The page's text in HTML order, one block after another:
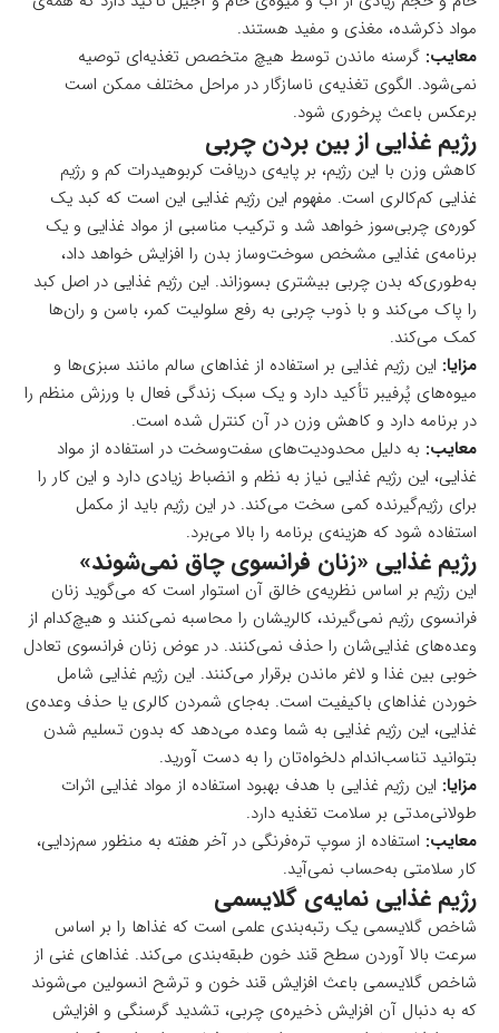
مواد ذکرشده، مغذی و مفید هستند.
معایب: گرسنه ماندن توسط هیچ متخصص تغذیه‌ای توصیه
نمی‌شود. الگوی تغذیه‌ی ناسازگار در مراحل مختلف ممکن است
برعکس باعث پرخوری شود.
رژیم غذایی از بین بردن چربی
کاهش وزن با این رژیم، بر پایه‌ی دریافت کربوهیدرات کم و رژیم
غذایی کم‌کالری است. مفهوم این رژیم غذایی این است که کبد یک
کوره‌ی چربی‌سوز خواهد شد و ترکیب مناسبی از مواد غذایی و یک
برنامه‌ی غذایی مشخص سوخت‌وساز بدن را افزایش خواهد داد،
به‌طوری‌که بدن چربی بیشتری بسوزاند. این رژیم غذایی در اصل کبد
را پاک می‌کند و با ذوب چربی به رفع سلولیت کمر، باسن و ران‌ها
کمک می‌کند.
مزایا: این رژیم غذایی بر استفاده از غذاهای سالم مانند سبزی‌ها و
میوه‌های پُرفیبر تأکید دارد و یک سبک زندگی فعال با ورزش منظم را
در برنامه دارد و کاهش وزن در آن کنترل شده است.
معایب: به دلیل محدودیت‌های سفت‌وسخت در استفاده از مواد
غذایی، این رژیم غذایی نیاز به نظم و انضباط زیادی دارد و این کار را
برای رژیم‌گیرنده کمی سخت می‌کند. در این رژیم باید از مکمل
استفاده شود که هزینه‌ی برنامه را بالا می‌برد.
رژیم غذایی «زنان فرانسوی چاق نمی‌شوند»
این رژیم بر اساس نظریه‌ی خالق آن استوار است که می‌گوید زنان
فرانسوی رژیم نمی‌گیرند، کالریشان را محاسبه نمی‌کنند و هیچ‌کدام از
وعده‌های غذایی‌شان را حذف نمی‌کنند. در عوض زنان فرانسوی تعادل
خوبی بین غذا و لاغر ماندن برقرار می‌کنند. این رژیم غذایی شامل
خوردن غذاهای باکیفیت است. به‌جای شمردن کالری یا حذف وعده‌ی
غذایی، این رژیم غذایی به شما وعده می‌دهد که بدون تسلیم شدن
بتوانید تناسب‌اندام دلخواه‌تان را به دست آورید.
مزایا: این رژیم غذایی با هدف بهبود استفاده از مواد غذایی اثرات
طولانی‌مدتی بر سلامت تغذیه دارد.
معایب: استفاده از سوپ تره‌فرنگی در آخر هفته به منظور سم‌زدایی،
کار سلامتی به‌حساب نمی‌آید.
رژیم غذایی نمایه‌ی گلایسمی
شاخص گلایسمی یک رتبه‌بندی علمی است که غذاها را بر اساس
سرعت بالا آوردن سطح قند خون طبقه‌بندی می‌کند. غذاهای غنی از
شاخص گلایسمی باعث افزایش قند خون و ترشح انسولین می‌شوند
که به دنبال آن افزایش ذخیره‌ی چربی، تشدید گرسنگی و افزایش